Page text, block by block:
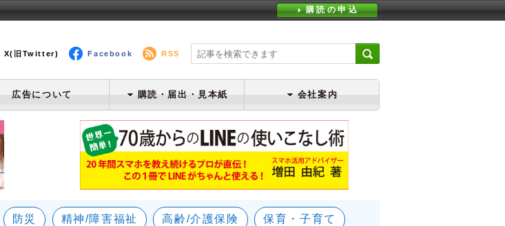
購読の申込
X(旧Twitter) Facebook RSS
広告について 購読・届出・見本紙 会社案内
防災 精神/障害福祉 高齢/介護保険 保育・子育て